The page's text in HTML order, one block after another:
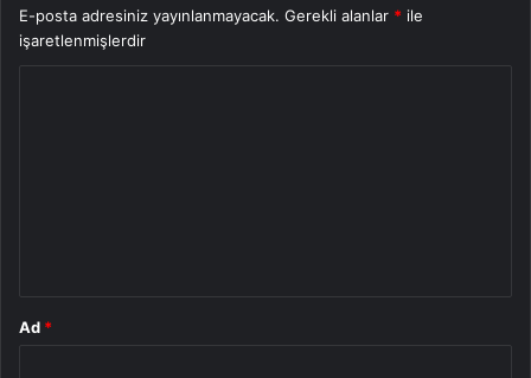
E-posta adresiniz yayınlanmayacak. Gerekli alanlar * ile
işaretlenmişlerdir
Ad *